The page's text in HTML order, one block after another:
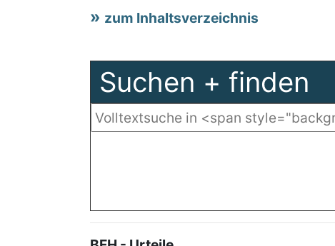
zum Inhaltsverzeichnis
Suchen + finden